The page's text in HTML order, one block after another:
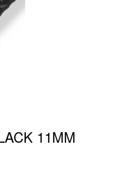
11MM